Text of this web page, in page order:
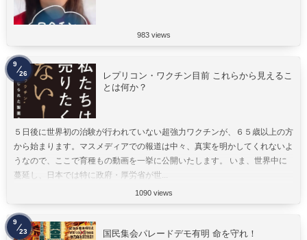
983 views
レプリコン・ワクチン目前 これらから見えるこ
とは何か？
５日後に世界初の治験が行われていない超強力ワクチンが、６５歳以上の方
から始まります。マスメディアでの報道は中々、真実を明かしてくれないよ
うなので、ここで育種もの動画を一挙に公開いたします。 いま、世界中に
蔓延し、日本では特に政府・厚労省が世...
1090 views
9
26
国民集会パレードデモ有明 命を守れ！
9
23